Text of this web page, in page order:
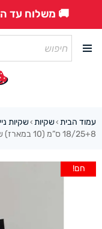
🚚 משלוח עד
עמוד הבית ›שקיות ›שקיות
18/25+8 ס”מ (10 במארז) שחור
חם!